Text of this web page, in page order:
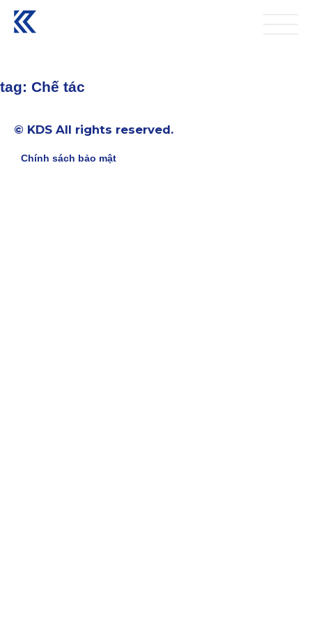
tag: Chế tác
© KDS All rights reserved.
Chính sách bảo mật